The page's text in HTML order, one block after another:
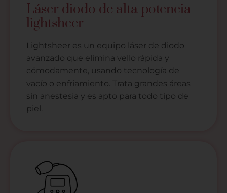
Láser diodo de alta potencia
lightsheer
Lightsheer es un equipo láser de diodo
avanzado que elimina vello rápida y
cómodamente, usando tecnología de
vacío o enfriamiento. Trata grandes áreas
sin anestesia y es apto para todo tipo de
piel.